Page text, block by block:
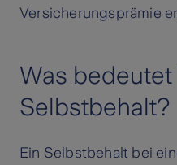
Versicherungsprämie
Was bedeutet
Selbstbehalt?
Ein Selbstbehalt bei